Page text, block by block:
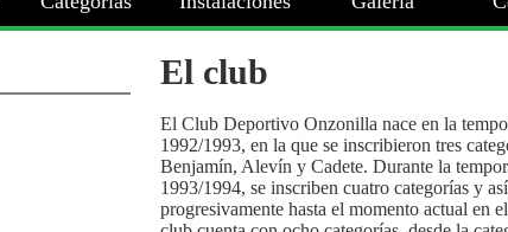
El club
El Club Deportivo Onzonilla nace en la
1992/1993, en la que se inscribieron tres
Benjamín, Alevín y Cadete. Durante la
1993/1994, se inscriben cuatro categorías y así
progresivamente hasta el momento actual en